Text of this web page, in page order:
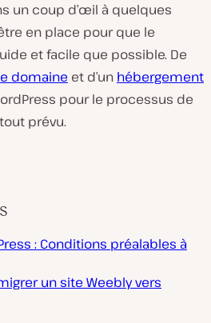
un coup d’œil à quelques
en place pour que le
et facile que possible. De
domaine et d’un hébergement
pour le processus de
prévu.
: Conditions préalables à
un site Weebly vers